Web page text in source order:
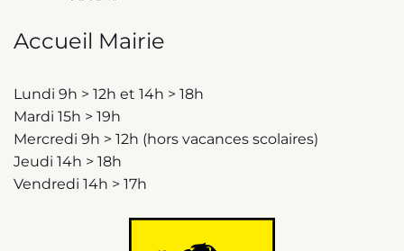
Accueil Mairie
Lundi 9h > 12h et 14h > 18h
Mardi 15h > 19h
Mercredi 9h > 12h (hors vacances scolaires)
Jeudi 14h > 18h
Vendredi 14h > 17h